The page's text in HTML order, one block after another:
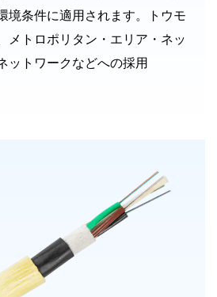
境条件に適用されます。トウモ
メトロポリタン・エリア・ネッ
ットワークなどへの採用